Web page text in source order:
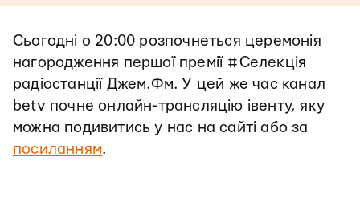
Сьогодні о 20:00 розпочнеться церемонія
нагородження першої премії #Селекція
радіостанції Джем.Фм. У цей же час канал
betv почне онлайн-трансляцію івенту, яку
можна подивитись у нас на сайті або за
посиланням.